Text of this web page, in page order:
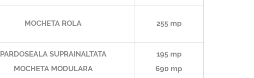
MOCHETA ROLA 255 mp
PARDOSEALA SUPRAINALTATA
MOCHETA MODULARA
195 mp
690 mp